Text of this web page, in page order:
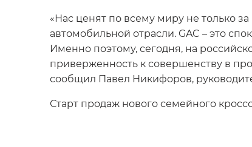
«Нас ценят по всему миру не только
автомобильной отрасли. GAC – это
Именно поэтому, сегодня, на
приверженность к совершенству в
сообщил Павел Никифоров,
Старт продаж нового семейного